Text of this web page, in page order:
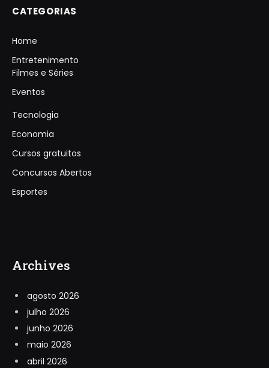
CATEGORIAS
Home
Entretenimento
Filmes e Séries
Eventos
Tecnologia
Economia
Cursos gratuitos
Concursos Abertos
Esportes
Archives
agosto 2026
julho 2026
junho 2026
maio 2026
abril 2026